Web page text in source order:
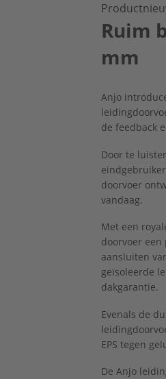
Ruim
mm
Anjo
de feedback
Door te
doorvoer
vandaag.
Met een
doorvoer
aansluiten
geïsoleerde
dakgarantie.
Evenals de
EPS tegen
De Anjo